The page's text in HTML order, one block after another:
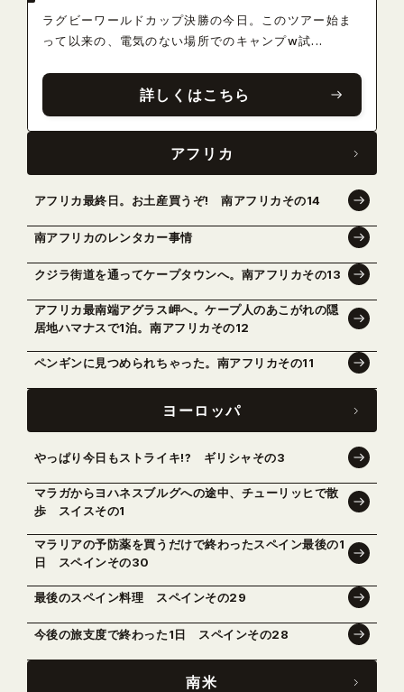
ラグビーワールドカップ決勝の今日。このツアー始ま
って以来の、電気のない場所でのキャンプw試...
詳しくはこちら
アフリカ
アフリカ最終日。お土産買うぞ! 南アフリカその14
南アフリカのレンタカー事情
クジラ街道を通ってケープタウンへ。南アフリカその13
アフリカ最南端アグラス岬へ。ケープ人のあこがれの隠
居地ハマナスで1泊。南アフリカその12
ペンギンに見つめられちゃった。南アフリカその11
ヨーロッパ
やっぱり今日もストライキ!? ギリシャその3
マラガからヨハネスブルグへの途中、チューリッヒで散
歩 スイスその1
マラリアの予防薬を買うだけで終わったスペイン最後の1
日 スペインその30
最後のスペイン料理 スペインその29
今後の旅支度で終わった1日 スペインその28
南米